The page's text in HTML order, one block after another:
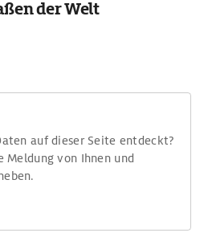
der Welt
auf dieser Seite entdeckt?
Meldung von Ihnen und